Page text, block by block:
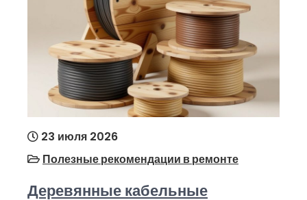
23 июля 2026
Полезные рекомендации в ремонте
Деревянные кабельные